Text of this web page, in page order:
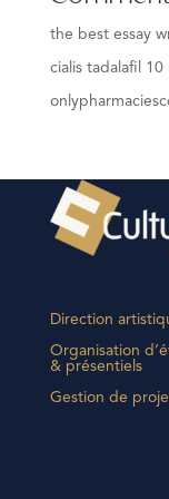
the best essay
cialis tadalafil 10
Direction
Organisation
& présentiels
Gestion de